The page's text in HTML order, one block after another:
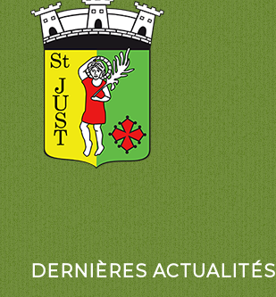
DERNIÈRES ACTUALITÉS